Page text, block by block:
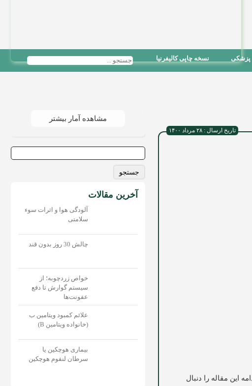
پزشکی نسخه چاپی کالیفرنیا
تاریخ ارسال : ۲۸ مرداد ۱۴۰۰
این مقاله را دنبال
مشاهده آمار بیشتر
جستجو
برای:
آخرین مقالات
آلودگی هوا و اثرات سوء
سلامتی
چالش 30 روز بدون قند
خواص زردچوبه؛ از
سیستم گوارش تا دفع
عفونت‌‌ها
علائم کمبود ویتامین ب
(خانواده ویتامین B)
بیماری هوچکین یا
سرطان لنفوم هوچکین